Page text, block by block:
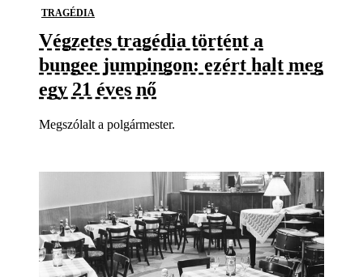
TRAGÉDIA
Végzetes tragédia történt a
bungee jumpingon: ezért halt meg
egy 21 éves nő
Megszólalt a polgármester.